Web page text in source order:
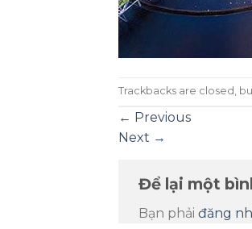
Trackbacks are closed,
← Previous
Next →
Để lại một
Bạn phải đăng